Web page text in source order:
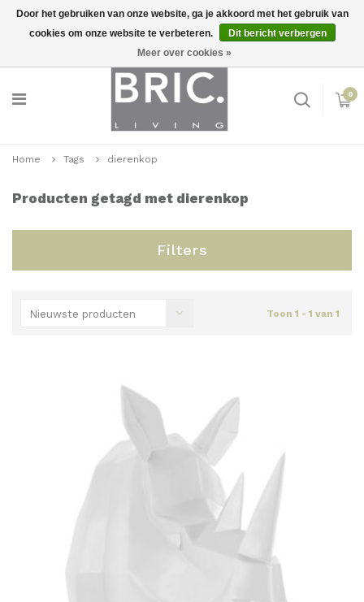
Inloggen
0
Home Tags dierenkop
Producten getagd met dierenkop
Filters
Nieuwste producten Toon 1 - 1 van 1
Door het gebruiken van onze website, ga je akkoord met het gebruik van
cookies om onze website te verbeteren.
Dit bericht verbergen
Meer over cookies »